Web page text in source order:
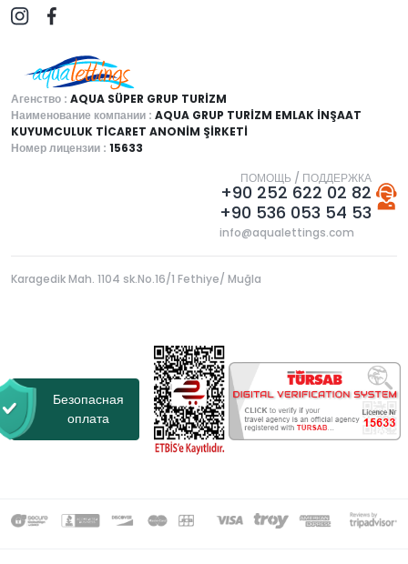
Агенство : AQUA SÜPER GRUP TURİZM
Наименование компании : AQUA GRUP TURİZM EMLAK İNŞAAT
KUYUMCULUK TİCARET ANONİM ŞİRKETİ
Номер лицензии : 15633
ПОМОЩЬ / ПОДДЕРЖКА
+90 252 622 02 82
+90 536 053 54 53
info@aqualettings.com
Karagedik Mah. 1104 sk.No.16/1 Fethiye/ Muğla
Безопасная
оплата